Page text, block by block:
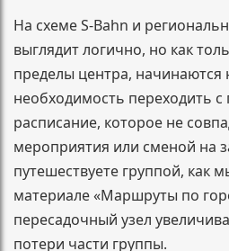
На схеме S-Bahn и
выглядит логично, но как
пределы центра,
необходимость переходить с
расписание, которое не
мероприятия или сменой на
путешествуете группой, как
материале «Маршруты по
пересадочный узел
потери части группы.